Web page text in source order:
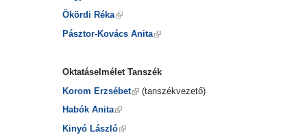
Ökördi Réka
Pásztor-Kovács Anita
Oktatáselmélet Tanszék
Korom Erzsébet
(tanszékvezető)
Habók Anita
Kinyó László